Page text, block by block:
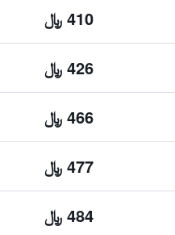
410 ﷼
426 ﷼
466 ﷼
477 ﷼
484 ﷼